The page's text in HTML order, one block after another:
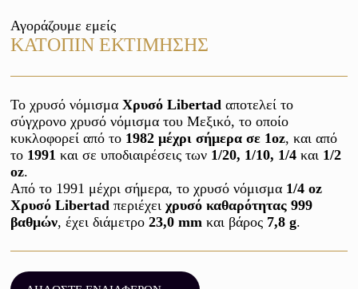
Αγοράζουμε εμείς
ΚΑΤΟΠΙΝ ΕΚΤΙΜΗΣΗΣ
Το χρυσό νόμισμα Χρυσό Libertad αποτελεί το
σύγχρονο χρυσό νόμισμα του Μεξικό, το οποίο
κυκλοφορεί από το 1982 μέχρι σήμερα σε 1oz, και από
το 1991 και σε υποδιαιρέσεις των 1/20, 1/10, 1/4 και 1/2
oz.
Από το 1991 μέχρι σήμερα, το χρυσό νόμισμα 1/4 oz
Χρυσό Libertad περιέχει χρυσό καθαρότητας 999
βαθμών, έχει διάμετρο 23,0 mm και βάρος 7,8 g